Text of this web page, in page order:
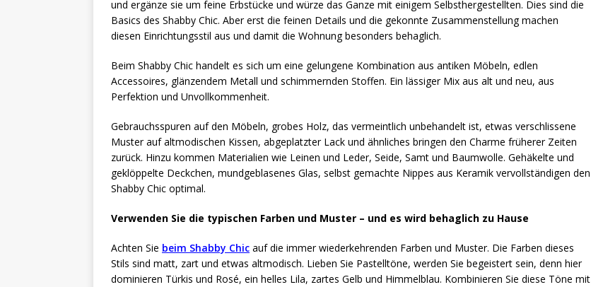
und ergänze sie um feine Erbstücke und würze das Ganze mit einigem Selbsthergestellten. Dies sind die
Basics des Shabby Chic. Aber erst die feinen Details und die gekonnte Zusammenstellung machen
diesen Einrichtungsstil aus und damit die Wohnung besonders behaglich.
Beim Shabby Chic handelt es sich um eine gelungene Kombination aus antiken Möbeln, edlen
Accessoires, glänzendem Metall und schimmernden Stoffen. Ein lässiger Mix aus alt und neu, aus
Perfektion und Unvollkommenheit.
Gebrauchsspuren auf den Möbeln, grobes Holz, das vermeintlich unbehandelt ist, etwas verschlissene
Muster auf altmodischen Kissen, abgeplatzter Lack und ähnliches bringen den Charme früherer Zeiten
zurück. Hinzu kommen Materialien wie Leinen und Leder, Seide, Samt und Baumwolle. Gehäkelte und
geklöppelte Deckchen, mundgeblasenes Glas, selbst gemachte Nippes aus Keramik vervollständigen den
Shabby Chic optimal.
Verwenden Sie die typischen Farben und Muster – und es wird behaglich zu Hause
Achten Sie beim Shabby Chic auf die immer wiederkehrenden Farben und Muster. Die Farben dieses
Stils sind matt, zart und etwas altmodisch. Lieben Sie Pastelltöne, werden Sie begeistert sein, denn hier
dominieren Türkis und Rosé, ein helles Lila, zartes Gelb und Himmelblau. Kombinieren Sie diese Töne mit